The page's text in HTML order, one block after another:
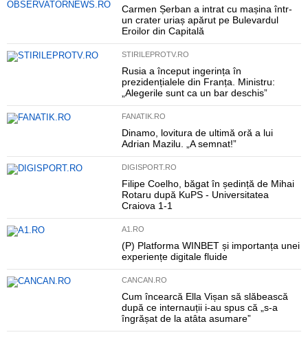
Carmen Șerban a intrat cu mașina într-
un crater uriaș apărut pe Bulevardul
Eroilor din Capitală
STIRILEPROTV.RO
Rusia a început ingerința în
prezidențialele din Franța. Ministru:
„Alegerile sunt ca un bar deschis”
FANATIK.RO
Dinamo, lovitura de ultimă oră a lui
Adrian Mazilu. „A semnat!”
DIGISPORT.RO
Filipe Coelho, băgat în ședință de Mihai
Rotaru după KuPS - Universitatea
Craiova 1-1
A1.RO
(P) Platforma WINBET și importanța unei
experiențe digitale fluide
CANCAN.RO
Cum încearcă Ella Vișan să slăbească
după ce internauții i-au spus că „s-a
îngrășat de la atâta asumare”